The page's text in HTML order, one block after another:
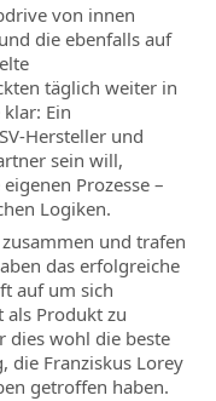
von innen
die ebenfalls auf
täglich weiter in
Ein
und
sein will,
Prozesse –
Logiken.
und trafen
das erfolgreiche
auf um sich
als Produkt zu
dies wohl die beste
die Franziskus Lorey
getroffen haben.